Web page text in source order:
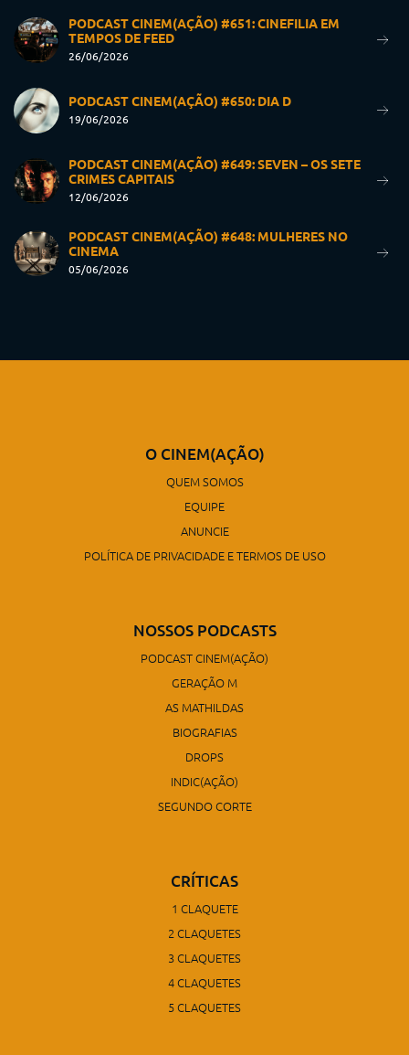
PODCAST CINEM(AÇÃO) #651: CINEFILIA EM
TEMPOS DE FEED
26/06/2026
PODCAST CINEM(AÇÃO) #650: DIA D
19/06/2026
PODCAST CINEM(AÇÃO) #649: SEVEN – OS SETE
CRIMES CAPITAIS
12/06/2026
PODCAST CINEM(AÇÃO) #648: MULHERES NO
CINEMA
05/06/2026
O CINEM(AÇÃO)
QUEM SOMOS
EQUIPE
ANUNCIE
POLÍTICA DE PRIVACIDADE E TERMOS DE USO
NOSSOS PODCASTS
PODCAST CINEM(AÇÃO)
GERAÇÃO M
AS MATHILDAS
BIOGRAFIAS
DROPS
INDIC(AÇÃO)
SEGUNDO CORTE
CRÍTICAS
1 CLAQUETE
2 CLAQUETES
3 CLAQUETES
4 CLAQUETES
5 CLAQUETES